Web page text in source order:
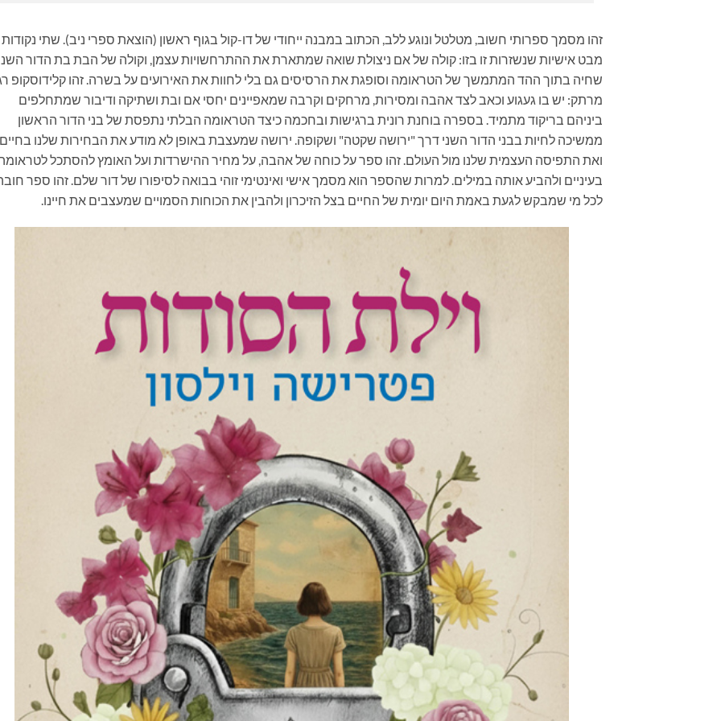
זהו מסמך ספרותי חשוב, מטלטל ונוגע ללב, הכתוב במבנה ייחודי של דו-קול בגוף ראשון (הוצאת ספרי ניב). שתי נקודות
מבט אישיות שנשזרות זו בזו: קולה של אם ניצולת שואה שמתארת את ההתרחשויות עצמן, וקולה של הבת בת הדור
שחיה בתוך ההד המתמשך של הטראומה וסופגת את הרסיסים גם בלי לחוות את האירועים על בשרה. זהו קלידוסקופ
מרתק: יש בו געגוע וכאב לצד אהבה ומסירות, מרחקים וקרבה שמאפיינים יחסי אם ובת ושתיקה ודיבור שמתחלפים
ביניהם בריקוד מתמיד. בספרה בוחנת רונית ברגישות ובחכמה כיצד הטראומה הבלתי נתפסת של בני הדור הראשון
ממשיכה לחיות בבני הדור השני דרך "ירושה שקטה" ושקופה. ירושה שמעצבת באופן לא מודע את הבחירות שלנו בחיים
ואת התפיסה העצמית שלנו מול העולם. זהו ספר על כוחה של אהבה, על מחיר ההישרדות ועל האומץ להסתכל
בעיניים ולהביע אותה במילים. למרות שהספר הוא מסמך אישי ואינטימי זוהי בבואה לסיפורו של דור שלם. זהו ספר
לכל מי שמבקש לגעת באמת היום יומית של החיים בצל הזיכרון ולהבין את הכוחות הסמויים שמעצבים את חיינו.